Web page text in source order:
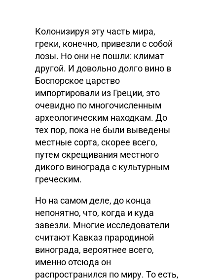
Колонизируя эту часть мира,
греки, конечно, привезли с собой
лозы. Но они не пошли: климат
другой. И довольно долго вино в
Боспорское царство
импортировали из Греции, это
очевидно по многочисленным
археологическим находкам. До
тех пор, пока не были выведены
местные сорта, скорее всего,
путем скрещивания местного
дикого винограда с культурным
греческим.
Но на самом деле, до конца
непонятно, что, когда и куда
завезли. Многие исследователи
считают Кавказ прародиной
винограда, вероятнее всего,
именно отсюда он
распространился по миру. То есть,